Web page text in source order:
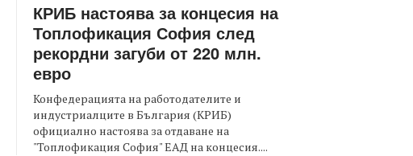
КРИБ настоява за концесия на
Топлофикация София след
рекордни загуби от 220 млн.
евро
Конфедерацията на работодателите и
индустриалците в България (КРИБ)
официално настоява за отдаване на
"Топлофикация София" ЕАД на концесия....